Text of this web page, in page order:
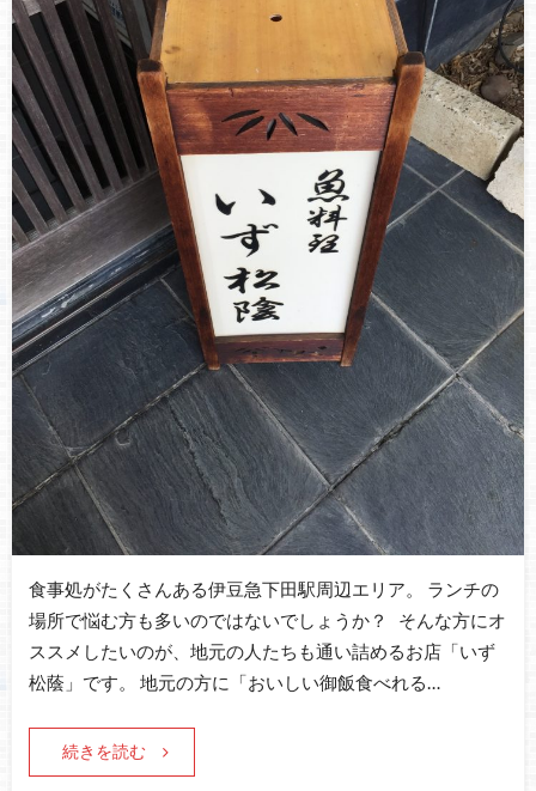
食事処がたくさんある伊豆急下田駅周辺エリア。 ランチの
場所で悩む方も多いのではないでしょうか？ そんな方にオ
ススメしたいのが、地元の人たちも通い詰めるお店「いず
松蔭」です。 地元の方に「おいしい御飯食べれる…
続きを読む